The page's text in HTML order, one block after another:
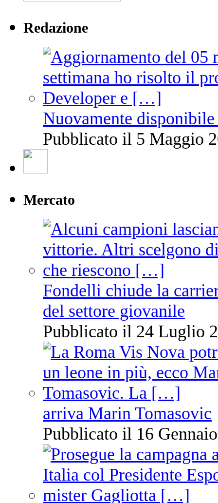
Redazione
Nuovamente
Pubblicato il 5 Maggio
Mercato
Fondelli chiude la
del settore giovanile
Pubblicato il 24 Luglio
arriva Marin Tomasovic
Pubblicato il 16